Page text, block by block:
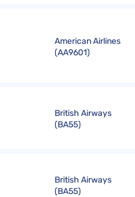
American Airlines
(AA9601)
British Airways
(BA55)
British Airways
(BA55)